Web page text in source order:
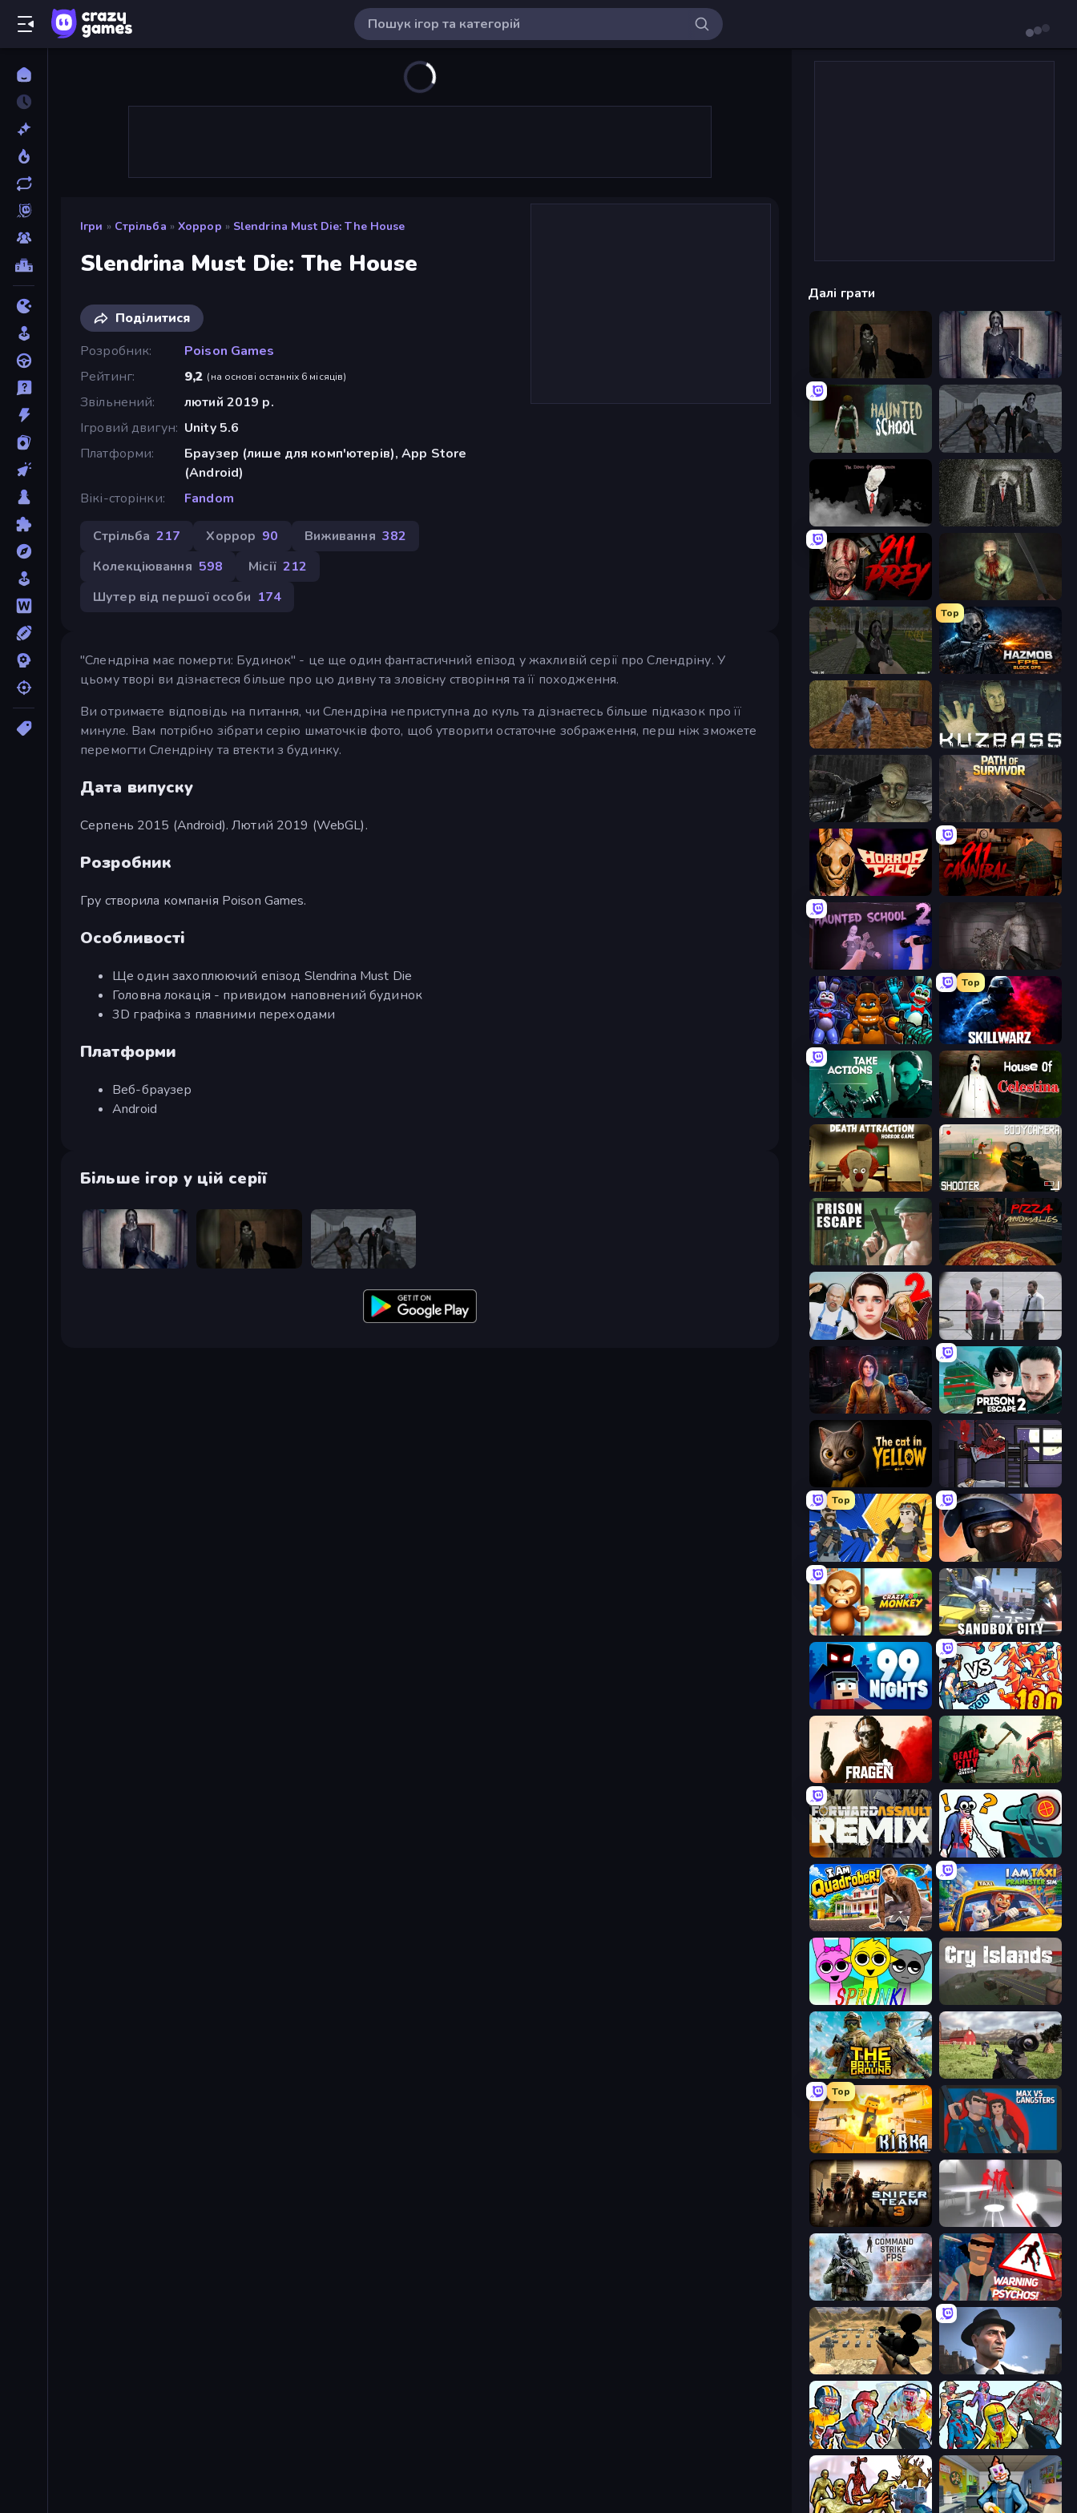
Ігри » Стрільба » Хоррор » Slendrina Must Die: The House
Slendrina Must Die: The House
Поділитися
Розробник
Poison Games
Рейтинг
9,2 (на основі останніх 6 місяців)
Звільнений
лютий 2019 р.
Ігровий двигун Unity 5.6
Платформи
Браузер (лише для комп'ютерів), App Store
(Android)
Вікі-сторінки
Fandom
Стрільба 217 Хоррор 90 Виживання 382
Колекціювання 598 Місії 212
Шутер від першої особи 174
"Слендріна має померти: Будинок" - це ще один фантастичний епізод у жахливій серії про Слендріну. У
цьому творі ви дізнаєтеся більше про цю дивну та зловісну створіння та її походження.
Ви отримаєте відповідь на питання, чи Слендріна неприступна до куль та дізнаєтесь більше підказок про її
минуле. Вам потрібно зібрати серію шматочків фото, щоб утворити остаточне зображення, перш ніж зможете
перемогти Слендріну та втекти з будинку.
Дата випуску
Серпень 2015 (Android). Лютий 2019 (WebGL).
Розробник
Гру створила компанія Poison Games.
Особливості
Ще один захоплюючий епізод Slendrina Must Die
Головна локація - привидом наповнений будинок
3D графіка з плавними переходами
Платформи
Веб-браузер
Android
Більше ігор у цій серії
Slendrina Must Die: The Cellar Slendrina Must Die: The School
Далі грати
Slendrina Must Die: The Cellar
Haunted School Slendrina Must Die: The School
The Dawn of Slenderman Slenderman Must Die: Underground Bunker
911: Prey Shoot Your Nightmare: The Beginning
While We Sleep: Slendrina Is Here
Top
Hazmob FPS: Online Shooter
Creepy Granny Scream: Scary Freddy Kuzbass Horror
C-Virus Game: Outbreak Path of Survivor
Horror Tale 911: Cannibal
Haunted School 2
FNaF Shooter
Top
SkillWarz
Take Actions House of Celestina
Death Attraction: Horror Game BodyCamera Shooter
Prison Escape Pizza Anomalies
Schoolboy Escape 2
Survival Zone Zombie Outbreak Prison Escape 2
The Cat in Yellow The Visitor
Top
BuildNow GG Bullet Force
Crazy Zoo Monkey Sandbox City
99 Nights (Bloxd.io) Horde Killer: You vs 100
Fragen Death City Zombie Invasion
Forward Assault Remix Sniper Shot: Bullet Time
I Am Quadrober! I Am Taxi Prankster Sim
Sprunki
The Battleground Dead Zed
Top
Kirka.io Max vs Gangsters
Sniper Team 3 SuperHot
Command Strike FPS City of Psychos
Ghost Sniper Downtown 1930s Mafia
Zombies Shooter: Part 2 Zombies Shooter